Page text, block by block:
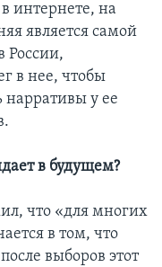
интернете, на
является самой
России,
в нее, чтобы
нарративы у ее
в будущем?
что «для многих
в том, что
выборов этот